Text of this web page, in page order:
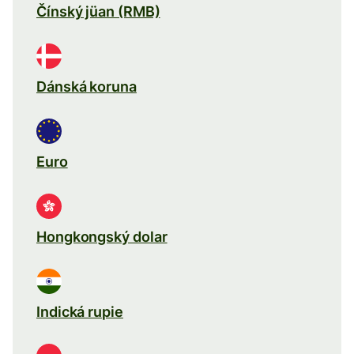
Čínský jüan (RMB)
Dánská koruna
Euro
Hongkongský dolar
Indická rupie